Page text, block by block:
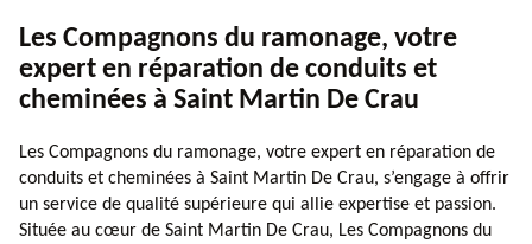
Les Compagnons du ramonage, votre
expert en réparation de conduits et
cheminées à Saint Martin De Crau
Les Compagnons du ramonage, votre expert en réparation de
conduits et cheminées à Saint Martin De Crau, s’engage à offrir
un service de qualité supérieure qui allie expertise et passion.
Située au cœur de Saint Martin De Crau, Les Compagnons du